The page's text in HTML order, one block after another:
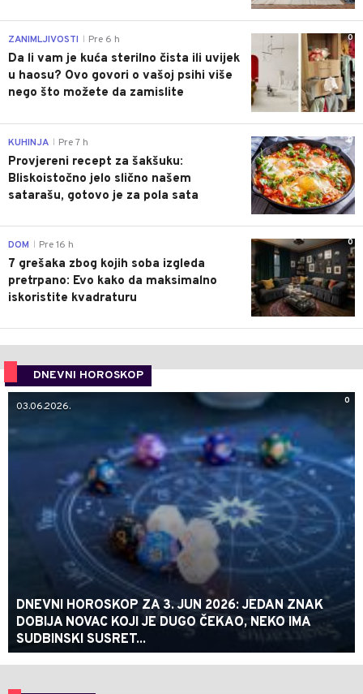
0
ZANIMLJIVOSTI Pre 6 h
Da li vam je kuća sterilno čista ili uvijek
u haosu? Ovo govori o vašoj psihi više
nego što možete da zamislite
0
KUHINJA Pre 7 h
Provjereni recept za šakšuku:
Bliskoistočno jelo slično našem
satarašu, gotovo je za pola sata
0
DOM Pre 16 h
7 grešaka zbog kojih soba izgleda
pretrpano: Evo kako da maksimalno
iskoristite kvadraturu
DNEVNI HOROSKOP
0
03.06.2026.
DNEVNI HOROSKOP ZA 3. JUN 2026: JEDAN ZNAK
DOBIJA NOVAC KOJI JE DUGO ČEKAO, NEKO IMA
SUDBINSKI SUSRET...